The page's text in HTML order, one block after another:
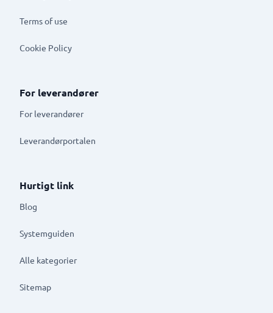
Terms of use
Cookie Policy
For leverandører
For leverandører
Leverandørportalen
Hurtigt link
Blog
Systemguiden
Alle kategorier
Sitemap